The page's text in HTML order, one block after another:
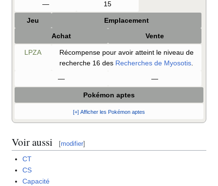
—
15
Jeu
Emplacement
Achat
Vente
LPZA
Récompense pour avoir atteint le niveau de
recherche 16 des Recherches de Myosotis.
—
—
Pokémon aptes
[+] Afficher les Pokémon aptes
Voir aussi [modifier]
CT
CS
Capacité